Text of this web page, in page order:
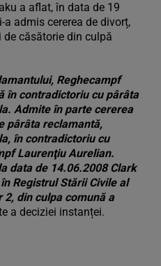
a aflat, în data de 19
admis cererea de divorț,
căsătorie din culpă
Reghecampf
în contradictoriu cu pârâta
Admite în parte cererea
pârâta reclamantă,
în contradictoriu cu
Laurenţiu Aurelian.
data de 14.06.2008 Clark
Registrul Stării Civile al
din culpa comună a
a deciziei instanței.